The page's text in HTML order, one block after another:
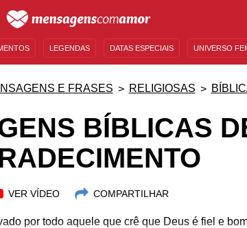
LEGENDAS DATAS ESPECIAIS UNIVERSO
E FRASES RELIGIOSAS
BÍBLICAS
VER VÍDEO COMPARTILHAR
por todo aquele que crê que Deus é fiel e